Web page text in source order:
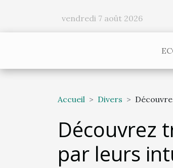
vendredi 7 août 2026
Accueil Divers
Découvrez
par leurs